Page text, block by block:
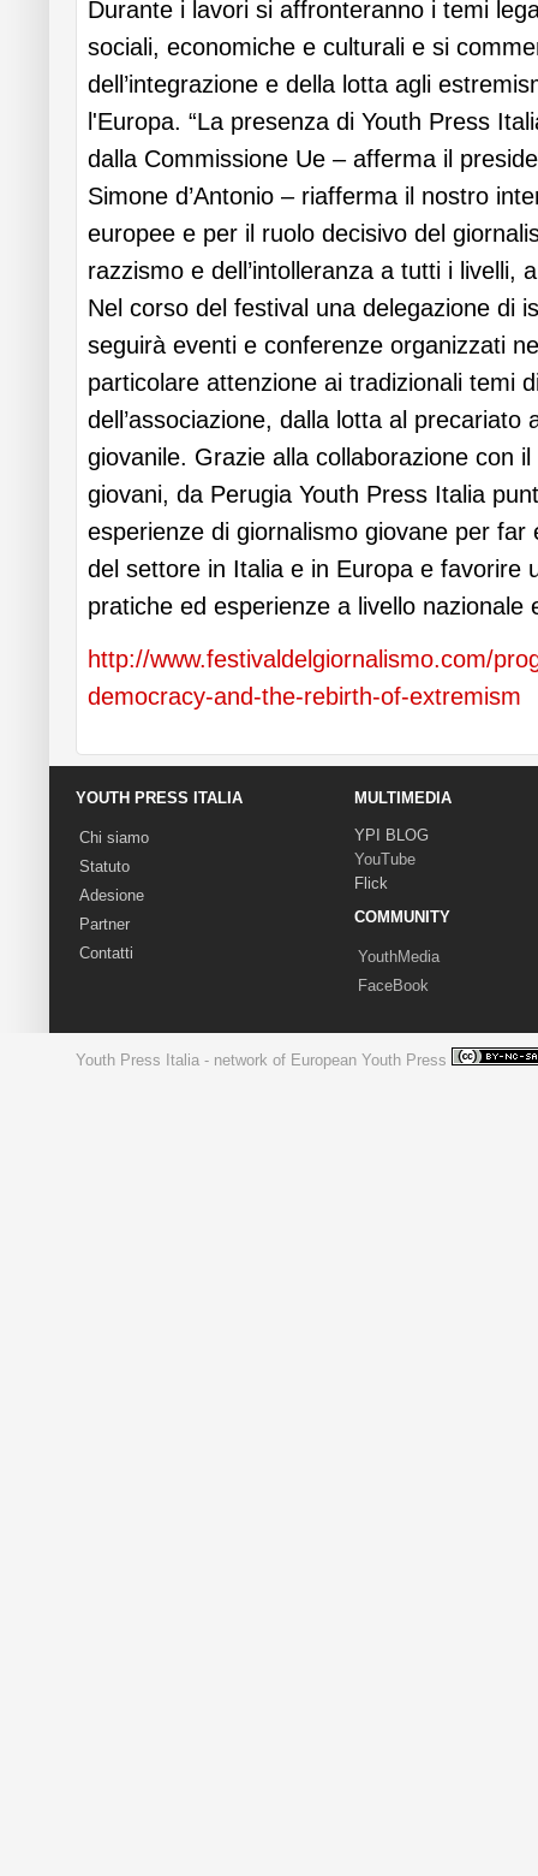
Durante i lavori si affronteranno i temi
sociali, economiche e culturali e si
dell’integrazione e della lotta agli
l'Europa. “La presenza di Youth Press
dalla Commissione Ue – afferma il
Simone d’Antonio – riafferma il nostro
europee e per il ruolo decisivo del
razzismo e dell’intolleranza a tutti i livelli,
Nel corso del festival una delegazione di
seguirà eventi e conferenze organizzati
particolare attenzione ai tradizionali temi
dell’associazione, dalla lotta al precariato
giovanile. Grazie alla collaborazione con
giovani, da Perugia Youth Press Italia
esperienze di giornalismo giovane per far
del settore in Italia e in Europa e favorire
pratiche ed esperienze a livello nazionale
http://www.festivaldelgiornalismo.com/
democracy-and-the-rebirth-of-extremism
YOUTH PRESS ITALIA
Chi siamo
Statuto
Adesione
Partner
Contatti
MULTIMEDIA
YPI BLOG
YouTube
Flick
COMMUNITY
YouthMedia
FaceBook
Youth Press Italia - network of European Youth Press